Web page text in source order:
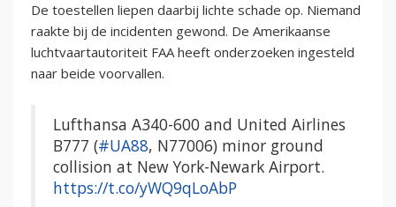
De toestellen liepen daarbij lichte schade op. Niemand
raakte bij de incidenten gewond. De Amerikaanse
luchtvaartautoriteit FAA heeft onderzoeken ingesteld
naar beide voorvallen.
Lufthansa A340-600 and United Airlines
B777 (#UA88, N77006) minor ground
collision at New York-Newark Airport.
https://t.co/yWQ9qLoAbP